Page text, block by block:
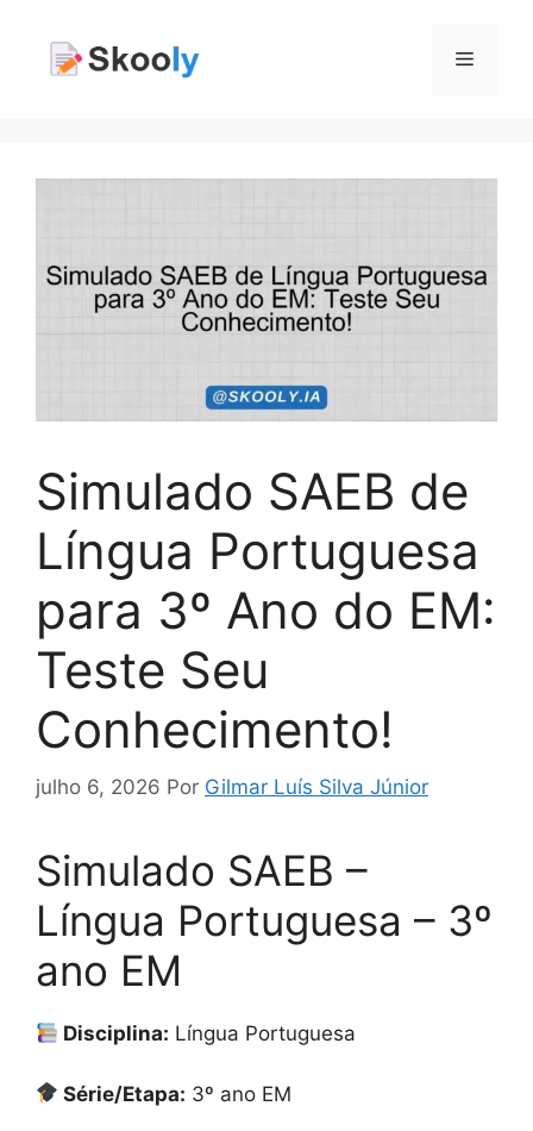
Menu
Simulado SAEB de
Língua Portuguesa
para 3º Ano do EM:
Teste Seu
Conhecimento!
julho 6, 2026 Por Gilmar Luís Silva Júnior
Simulado SAEB –
Língua Portuguesa – 3º
ano EM
Disciplina: Língua Portuguesa
Série/Etapa: 3º ano EM